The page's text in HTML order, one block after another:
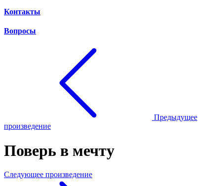
Контакты
Вопросы
Предыдущее
произведение
Поверь в мечту
Следующее произведение